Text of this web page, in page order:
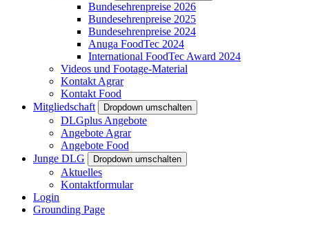
Bundesehrenpreise 2026
Bundesehrenpreise 2025
Bundesehrenpreise 2024
Anuga FoodTec 2024
International FoodTec Award 2024
Videos und Footage-Material
Kontakt Agrar
Kontakt Food
Mitgliedschaft
Dropdown umschalten
DLGplus Angebote
Angebote Agrar
Angebote Food
Junge DLG
Dropdown umschalten
Aktuelles
Kontaktformular
Login
Grounding Page